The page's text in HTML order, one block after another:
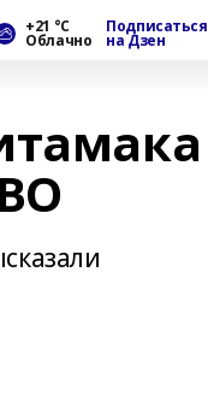
+21 °С
Облачно
Подписаться
на Дзен